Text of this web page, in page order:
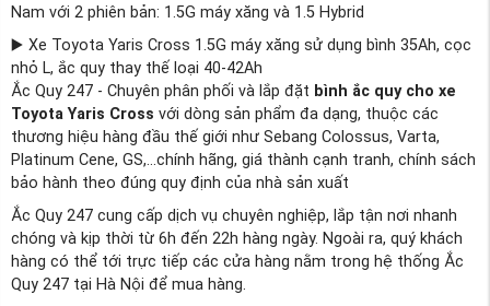
Nam với 2 phiên bản: 1.5G máy xăng và 1.5 Hybrid
▶️ Xe Toyota Yaris Cross 1.5G máy xăng sử dụng bình 35Ah, cọc
nhỏ L, ắc quy thay thế loại 40-42Ah
Ắc Quy 247 - Chuyên phân phối và lắp đặt bình ắc quy cho xe
Toyota Yaris Cross với dòng sản phẩm đa dạng, thuộc các
thương hiệu hàng đầu thế giới như Sebang Colossus, Varta,
Platinum Cene, GS,...chính hãng, giá thành cạnh tranh, chính sách
bảo hành theo đúng quy định của nhà sản xuất
Ắc Quy 247 cung cấp dịch vụ chuyên nghiệp, lắp tận nơi nhanh
chóng và kịp thời từ 6h đến 22h hàng ngày. Ngoài ra, quý khách
hàng có thể tới trực tiếp các cửa hàng nằm trong hệ thống Ắc
Quy 247 tại Hà Nội để mua hàng.